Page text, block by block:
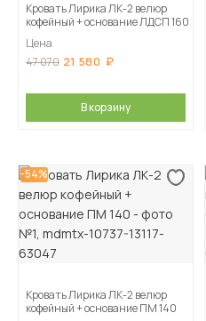
Кровать Лирика ЛК-2 велюр
кофейный + основание ЛДСП 160
Цена
47 070 21 580
В корзину
-54%
Кровать Лирика ЛК-2 велюр
кофейный + основание ПМ 140